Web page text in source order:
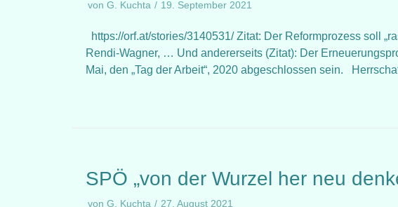
von G. Kuchta 19. September 2021
https://orf.at/stories/3140531/ Zitat: Der Reformprozess soll
Rendi-Wagner, … Und andererseits (Zitat): Der
Mai, den „Tag der Arbeit“, 2020 abgeschlossen sein.
SPÖ „von der Wurzel her neu
von G. Kuchta 27. August 2021